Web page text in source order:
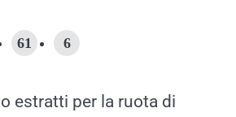
61 6
estratti per la ruota di